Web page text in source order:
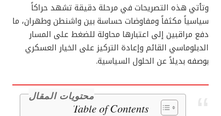
وتأتي هذه التصريحات في مرحلة دقيقة تشهد حراكاً
سياسياً مكثفاً ومفاوضات حساسة بين واشنطن وطهران، ما
دفع مراقبين إلى اعتبارها محاولة للضغط على المسار
الدبلوماسي القائم وإعادة التركيز على الخيار العسكري
بوصفه بديلاً عن الحلول السياسية.
محتويات المقال
Table of Contents